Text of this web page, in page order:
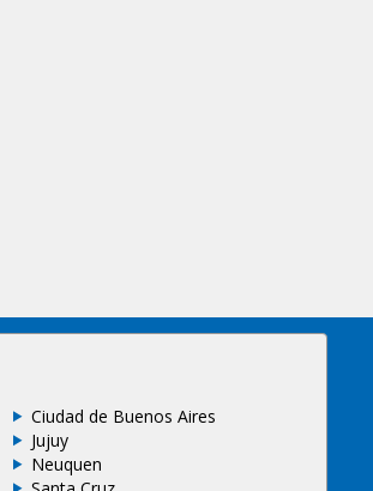
Ciudad de Buenos Aires
Jujuy
Neuquen